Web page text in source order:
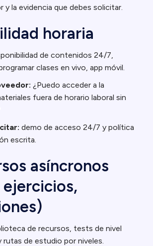
y la evidencia que debes solicitar.
horaria
de contenidos 24/7,
clases en vivo, app móvil.
¿Puedo acceder a la
fuera de horario laboral sin
demo de acceso 24/7 y política
escrita.
asíncronos
de recursos, tests de nivel
de estudio por niveles.